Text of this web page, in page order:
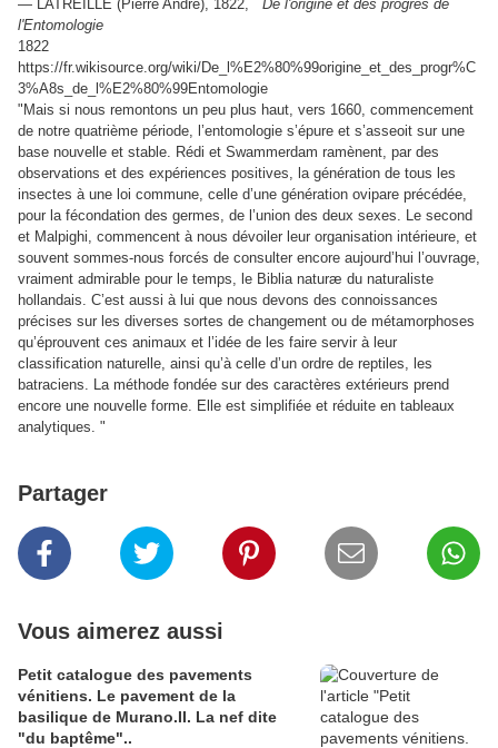
— LATREILLE (Pierre André), 1822, De l'origine et des progrès de
l'Entomologie
1822
https://fr.wikisource.org/wiki/De_l%E2%80%99origine_et_des_progr%C
3%A8s_de_l%E2%80%99Entomologie
"Mais si nous remontons un peu plus haut, vers 1660, commencement
de notre quatrième période, l’entomologie s’épure et s’asseoit sur une
base nouvelle et stable. Rédi et Swammerdam ramènent, par des
observations et des expériences positives, la génération de tous les
insectes à une loi commune, celle d’une génération ovipare précédée,
pour la fécondation des germes, de l’union des deux sexes. Le second
et Malpighi, commencent à nous dévoiler leur organisation intérieure, et
souvent sommes-nous forcés de consulter encore aujourd’hui l’ouvrage,
vraiment admirable pour le temps, le Biblia naturæ du naturaliste
hollandais. C’est aussi à lui que nous devons des connoissances
précises sur les diverses sortes de changement ou de métamorphoses
qu’éprouvent ces animaux et l’idée de les faire servir à leur
classification naturelle, ainsi qu’à celle d’un ordre de reptiles, les
batraciens. La méthode fondée sur des caractères extérieurs prend
encore une nouvelle forme. Elle est simplifiée et réduite en tableaux
analytiques. "
Partager
Vous aimerez aussi
Petit catalogue des pavements
vénitiens. Le pavement de la
basilique de Murano.II. La nef dite
"du baptême"..